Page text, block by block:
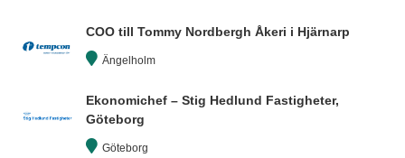
COO till Tommy Nordbergh Åkeri i Hjärnarp
Ängelholm
Ekonomichef – Stig Hedlund Fastigheter,
Göteborg
Göteborg